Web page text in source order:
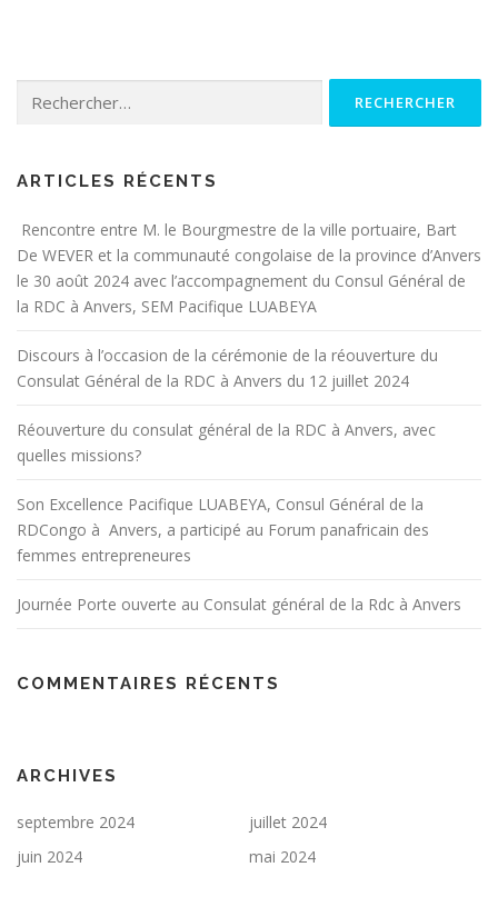
ARTICLES RÉCENTS
Rencontre entre M. le Bourgmestre de la ville portuaire, Bart
De WEVER et la communauté congolaise de la province d’Anvers
le 30 août 2024 avec l’accompagnement du Consul Général de
la RDC à Anvers, SEM Pacifique LUABEYA
Discours à l’occasion de la cérémonie de la réouverture du
Consulat Général de la RDC à Anvers du 12 juillet 2024
Réouverture du consulat général de la RDC à Anvers, avec
quelles missions?
Son Excellence Pacifique LUABEYA, Consul Général de la
RDCongo à Anvers, a participé au Forum panafricain des
femmes entrepreneures
Journée Porte ouverte au Consulat général de la Rdc à Anvers
COMMENTAIRES RÉCENTS
ARCHIVES
septembre 2024
juillet 2024
juin 2024
mai 2024